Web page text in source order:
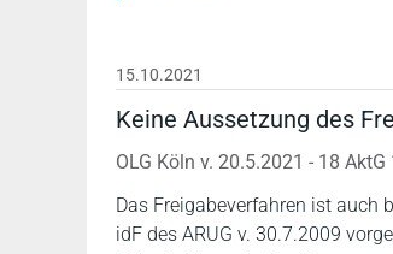
15.10.2021
Keine Aussetzung des
OLG Köln v. 20.5.2021 - 18 AktG
Das Freigabeverfahren ist auch
idF des ARUG v. 30.7.2009